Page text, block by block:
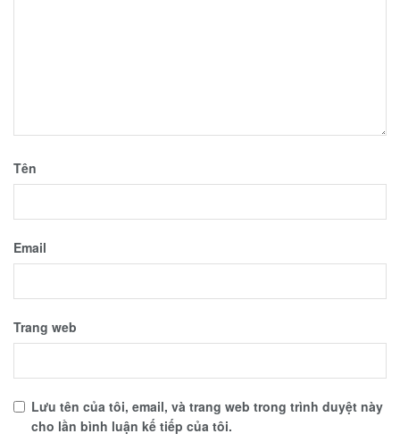
Tên
Email
Trang web
Lưu tên của tôi, email, và trang web trong trình duyệt này
cho lần bình luận kế tiếp của tôi.